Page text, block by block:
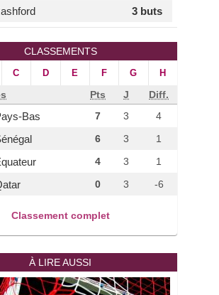
3 buts
CLASSEMENTS
C D E F G H
Pts J
Diff.
Bas 7 3
4
6 3
1
4 3
1
0 3 -6
Classement complet
À LIRE AUSSI